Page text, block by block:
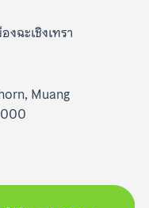
ฉะเชิงเทรา
Muang